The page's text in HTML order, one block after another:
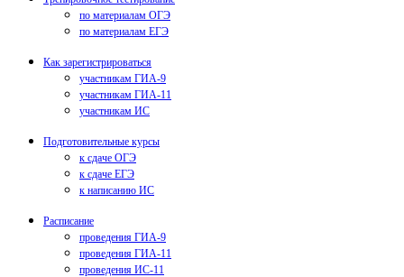
по материалам ОГЭ
по материалам ЕГЭ
Как зарегистрироваться
участникам ГИА-9
участникам ГИА-11
участникам ИС
Подготовительные курсы
к сдаче ОГЭ
к сдаче ЕГЭ
к написанию ИС
Расписание
проведения ГИА-9
проведения ГИА-11
проведения ИС-11